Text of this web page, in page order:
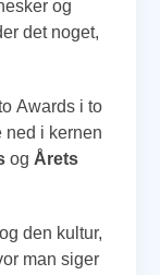
og
det noget,
Awards i to
ned i kernen
og Årets
den kultur,
man siger